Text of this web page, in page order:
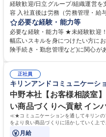
経験歓迎/日立グループ/組織運営を支え
容 入社直後は労務（労務管理・給
任せいたします。将来は総務・採
営を支えるゼネラリストをめざせます。 ・初期業務：労働時間
計算、社会保険対応、福利厚生管
します。ご経験に応じて、休職者
★メンバーがマンツーマンで丁寧
幅広く経験を積みたい意欲がある方に最適
務・人事】未経験歓迎/日立グルー
指す
必要な経験・能力等
必要な経験・能力等 ★未経験歓迎
幅広いスキルを身につけたい方におすすめ！ ■労務管理(
険手続き・勤怠管理など)に関心
マネジメント職として活躍したい
のご経験 ■労務管理（給与計算・
■衛生管理者の資格をお持ちの方 学歴・資格 学歴：大学院 大学 高専 短大
専修学校 高校 語学力： 資格：
正社員
キリンアンドコミュニケーシ
中野本社【お客様相談室
い商品づくりへ貢献 イン
≪★コミュニケーションを通してキリン
をより良い商品づくりに活かしていく上
月給